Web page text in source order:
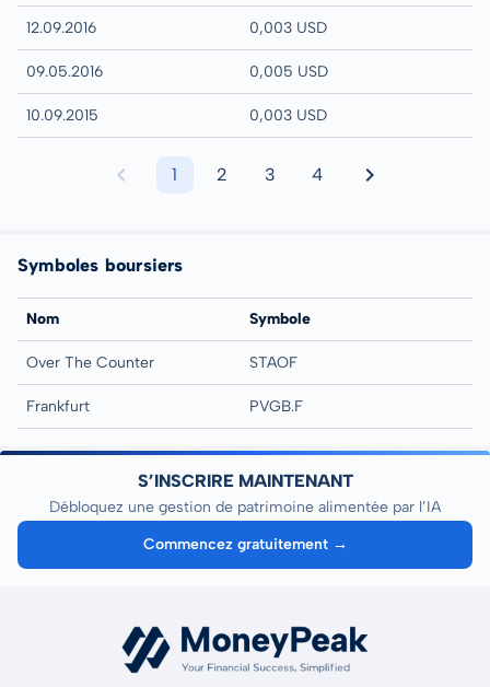
12.09.2016 0,003 USD
09.05.2016 0,005 USD
10.09.2015 0,003 USD
1 2 3 4
Symboles boursiers
Nom Symbole
Over The Counter STAOF
Frankfurt PVGB.F
S’INSCRIRE MAINTENANT
Débloquez une gestion de patrimoine alimentée par l’IA
Commencez gratuitement →